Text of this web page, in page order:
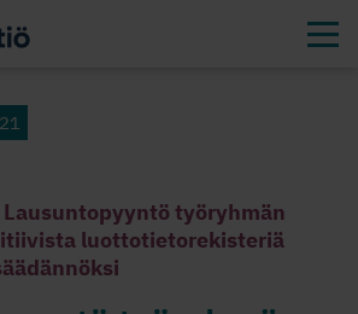
Lausuntopyyntö työryhmän
luottotietorekisteriä